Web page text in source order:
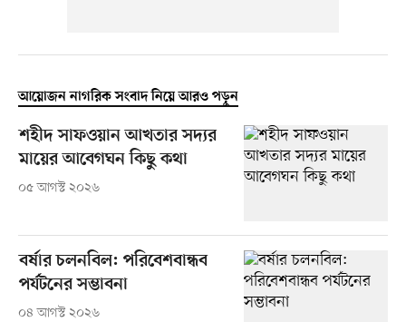
আয়োজন নাগরিক সংবাদ নিয়ে আরও পড়ুন
শহীদ সাফওয়ান আখতার সদ্যর
মায়ের আবেগঘন কিছু কথা
০৫ আগস্ট ২০২৬
বর্ষার চলনবিল: পরিবেশবান্ধব
পর্যটনের সম্ভাবনা
০৪ আগস্ট ২০২৬